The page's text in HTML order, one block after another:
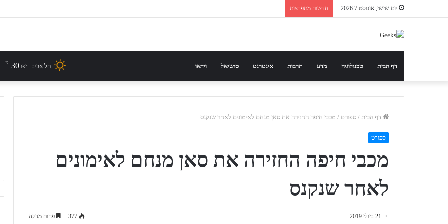
יום שישי, אוגוסט 7 2026 חדשות מתפרצות
דף הבית טכנולוגיה מדע תרבות אינטרנט סושיאל וידאו תל אביב - יפו 30
℃
דף הבית / ספורט / מכבי חיפה החזירה את סאן מנחם לאימונים לאחר שנקנס
ספורט
מכבי חיפה החזירה את סאן מנחם לאימונים
לאחר שנקנס
21 ביולי 2019 377 פחות מדקה